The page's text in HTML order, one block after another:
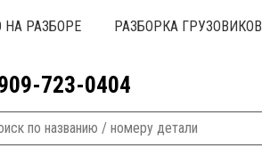
НА РАЗБОРЕ РАЗБОРКА ГРУЗОВИКОВ
723-0404